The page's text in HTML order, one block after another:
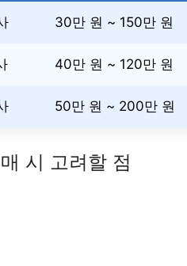
30만 원 ~ 150만 원
40만 원 ~ 120만 원
50만 원 ~ 200만 원
시 고려할 점